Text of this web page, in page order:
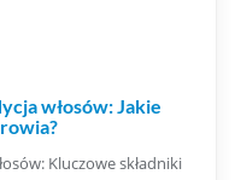
włosów: Jakie
Kluczowe składniki